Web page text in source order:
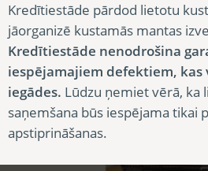
CATALYST 35460-
225,00€
Kredītiestāde pārdod lietotu
jāorganizē kustamās mantas
Kredītiestāde nenodrošina
iespējamajiem defektiem,
iegādes. Lūdzu ņemiet vērā, ka
saņemšana būs iespējama tikai
apstiprināšanas.